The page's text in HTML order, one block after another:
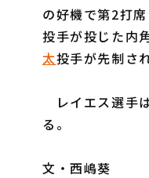
の好機で第2打
投手が投じた内
太投手が先制さ
レイエス選手
る。
文・西嶋葵